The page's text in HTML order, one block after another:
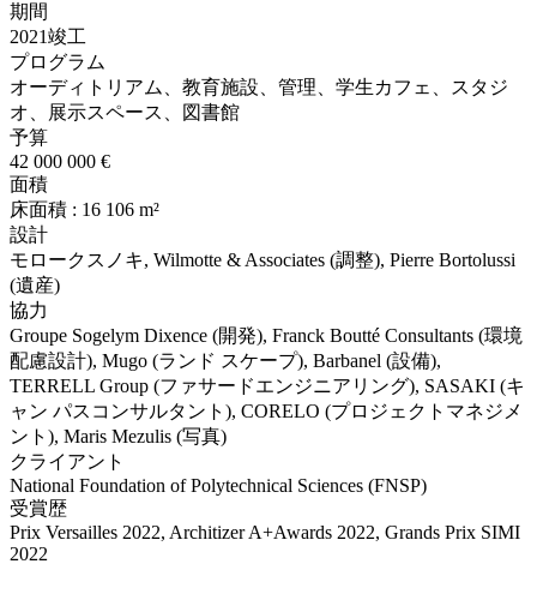
期間
2021竣工
プログラム
オーディトリアム、教育施設、管理、学生カフェ、スタジ
オ、展示スペース、図書館
予算
42 000 000 €
面積
床面積 : 16 106 m²
設計
モロークスノキ, Wilmotte & Associates (調整), Pierre Bortolussi
(遺産)
協力
Groupe Sogelym Dixence (開発), Franck Boutté Consultants (環境
配慮設計), Mugo (ランド スケープ), Barbanel (設備),
TERRELL Group (ファサードエンジニアリング), SASAKI (キ
ャン パスコンサルタント), CORELO (プロジェクトマネジメ
ント), Maris Mezulis (写真)
クライアント
National Foundation of Polytechnical Sciences (FNSP)
受賞歴
Prix Versailles 2022, Architizer A+Awards 2022, Grands Prix SIMI
2022